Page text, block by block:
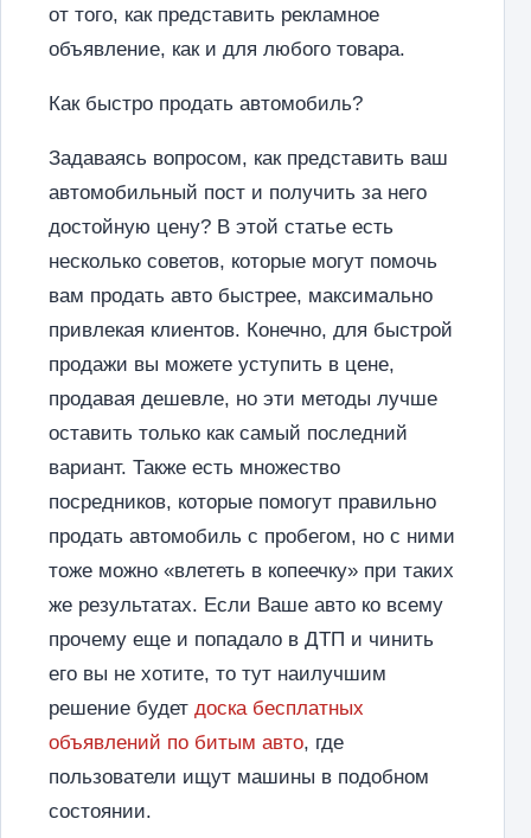
от того, как представить рекламное
объявление, как и для любого товара.
Как быстро продать автомобиль?
Задаваясь вопросом, как представить ваш
автомобильный пост и получить за него
достойную цену? В этой статье есть
несколько советов, которые могут помочь
вам продать авто быстрее, максимально
привлекая клиентов. Конечно, для быстрой
продажи вы можете уступить в цене,
продавая дешевле, но эти методы лучше
оставить только как самый последний
вариант. Также есть множество
посредников, которые помогут правильно
продать автомобиль с пробегом, но с ними
тоже можно «влететь в копеечку» при таких
же результатах. Если Ваше авто ко всему
прочему еще и попадало в ДТП и чинить
его вы не хотите, то тут наилучшим
решение будет доска бесплатных
объявлений по битым авто, где
пользователи ищут машины в подобном
состоянии.